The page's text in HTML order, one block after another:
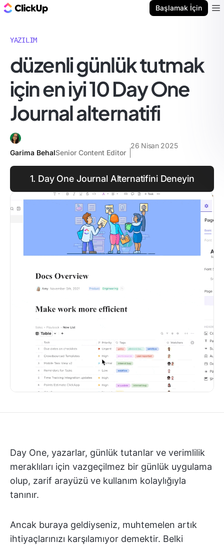
Başlamak İçin
YAZILIM
düzenli günlük tutmak
için en iyi 10 Day One
Journal alternatifi
Garima BehalSenior Content Editor
26 Nisan 2025
1. Day One Journal Alternatifini Deneyin
Day One, yazarlar, günlük tutanlar ve verimlilik
meraklıları için vazgeçilmez bir günlük uygulama
olup, zarif arayüzü ve kullanım kolaylığıyla
tanınır.
Ancak buraya geldiyseniz, muhtemelen artık
ihtiyaçlarınızı karşılamıyor demektir. Belki